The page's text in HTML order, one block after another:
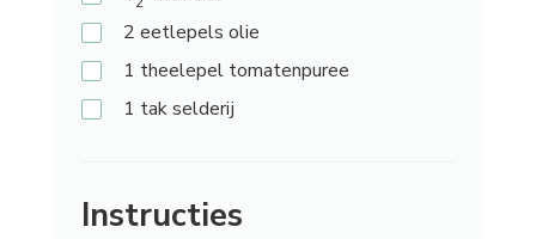
2 eetlepels olie
1 theelepel tomatenpuree
1 tak selderij
Instructies